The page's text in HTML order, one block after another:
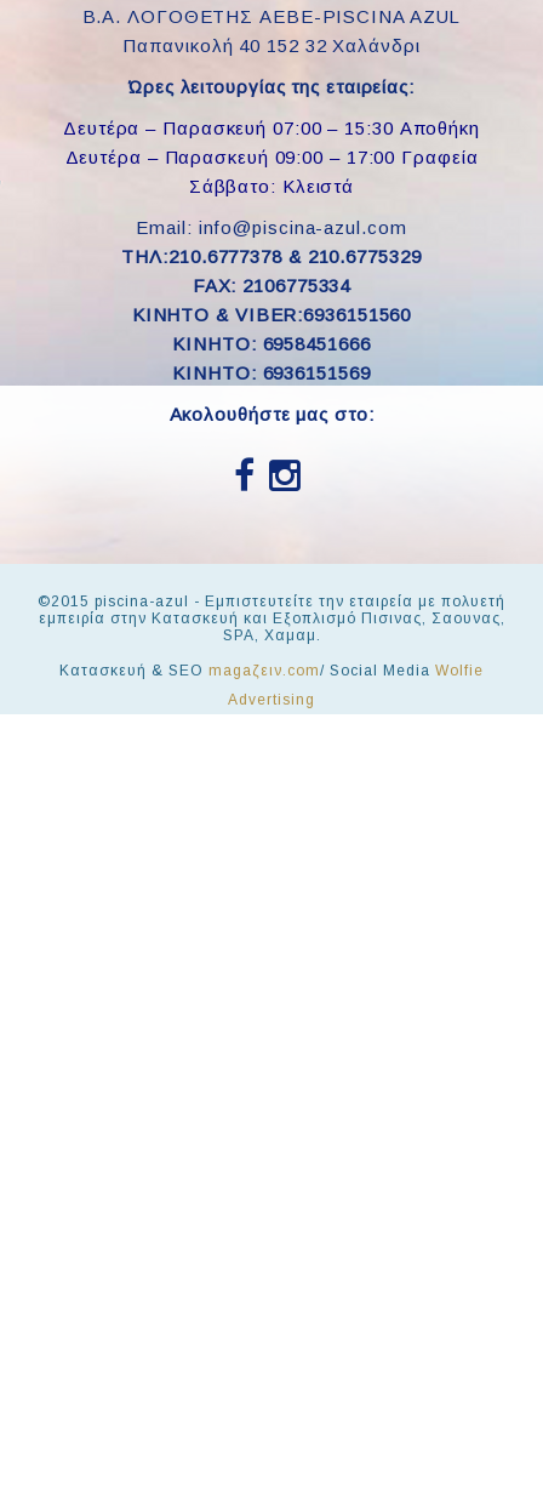
Β.Α. ΛΟΓΟΘΕΤΗΣ ΑΕΒΕ-PISCINA AZUL
Παπανικολή 40 152 32 Χαλάνδρι
Ώρες λειτουργίας της εταιρείας:
Δευτέρα – Παρασκευή 07:00 – 15:30 Αποθήκη
Δευτέρα – Παρασκευή 09:00 – 17:00 Γραφεία
Σάββατο: Κλειστά
Email: info@piscina-azul.com
ΤΗΛ:210.6777378 & 210.6775329
FAX: 2106775334
ΚΙΝΗΤΟ & VIBER:6936151560
KINHTO: 6958451666
KINHTO: 6936151569
Ακολουθήστε μας στο:
©2015 piscina-azul - Εμπιστευτείτε την εταιρεία με πολυετή
εμπειρία στην Κατασκευή και Εξοπλισμό Πισινας, Σαουνας,
SPA, Χαμαμ.
Κατασκευή & SEO magaζειν.com/ Social Media Wolfie
Advertising